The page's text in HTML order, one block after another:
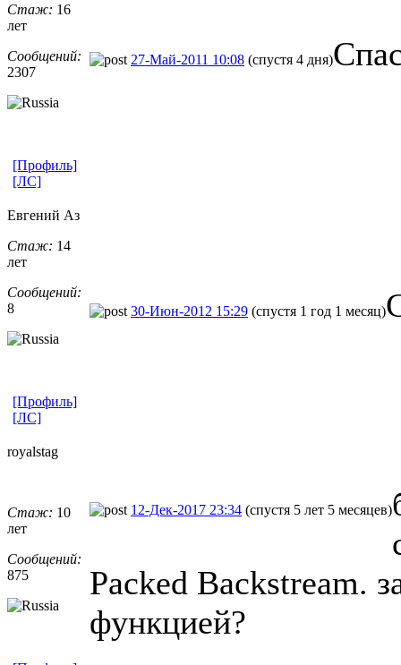
Стаж: 16
лет
Сообщений:
2307
27-Май-2011 10:08 (спустя 4 дня)
[Профиль]
[ЛС]
Евгений Аз
Стаж: 14
лет
Сообщений:
8
30-Июн-2012 15:29 (спустя 1 год 1 месяц)
[Профиль]
[ЛС]
royalstag
Стаж: 10
лет
Сообщений:
875
12-Дек-2017 23:34 (спустя 5 лет 5 месяцев)
Packed Backstream.
функцией?